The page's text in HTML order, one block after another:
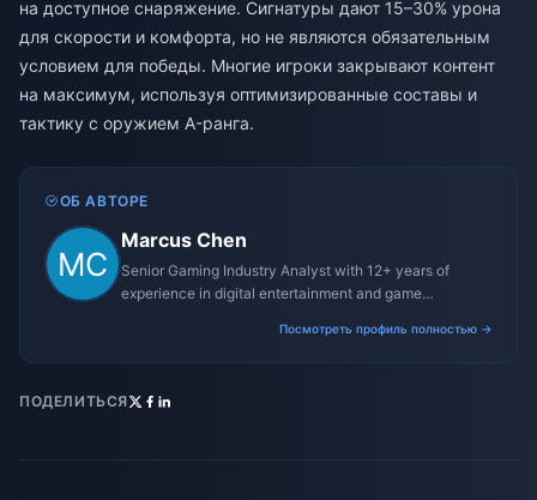
на доступное снаряжение. Сигнатуры дают 15–30% урона
для скорости и комфорта, но не являются обязательным
условием для победы. Многие игроки закрывают контент
на максимум, используя оптимизированные составы и
тактику с оружием A-ранга.
ОБ АВТОРЕ
Marcus Chen
Senior Gaming Industry Analyst with 12+ years of
experience in digital entertainment and game
Посмотреть профиль полностью →
ПОДЕЛИТЬСЯ